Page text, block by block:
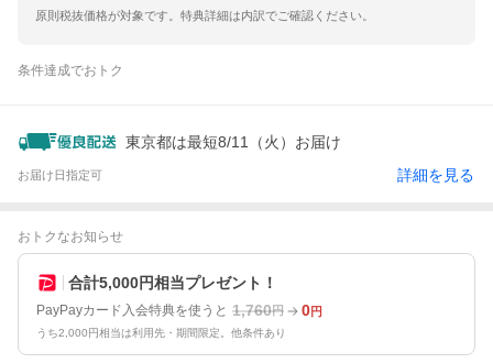
原則税抜価格が対象です。特典詳細は内訳でご確認ください。
条件達成でおトク
東京都は最短8/11（火）お届け
お届け日指定可 詳細を見る
おトクなお知らせ
合計5,000円相当プレゼント！
PayPayカード入会特典を使うと 1,760円 0円
うち2,000円相当は利用先・期間限定。他条件あり